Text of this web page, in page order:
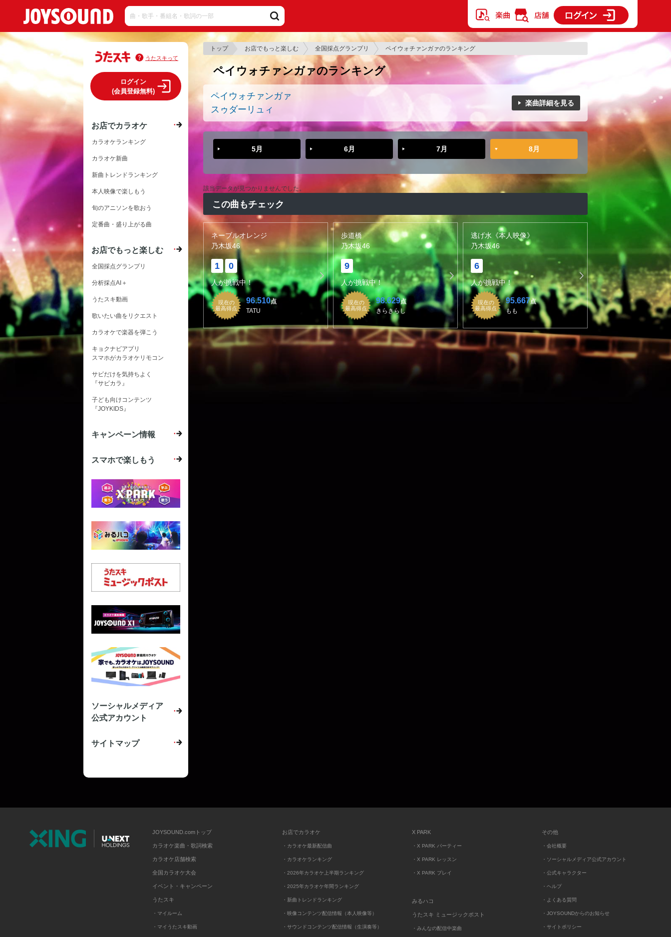
トップ お店でもっと楽しむ 全国採点グランプリ ペイウォチァンガァのランキング
ペイウォチァンガァのランキング
ペイウォチァンガァ
スゥダーリュィ
楽曲詳細を見る
5月 6月 7月 8月
該当データが見つかりませんでした。
この曲もチェック
ネーブルオレンジ
乃木坂46
1 0
人が挑戦中！
現在の
最高得点
96.510点
TATU
歩道橋
乃木坂46
9
人が挑戦中！
現在の
最高得点
98.629点
きらきらし
逃げ水《本人映像》
乃木坂46
6
人が挑戦中！
現在の
最高得点
95.667点
もも
うたスキって
ログイン
(会員登録無料)
お店でカラオケ
カラオケランキング
カラオケ新曲
新曲トレンドランキング
本人映像で楽しもう
旬のアニソンを歌おう
定番曲・盛り上がる曲
お店でもっと楽しむ
全国採点グランプリ
分析採点AI＋
うたスキ動画
歌いたい曲をリクエスト
カラオケで楽器を弾こう
キョクナビアプリ
スマホがカラオケリモコン
サビだけを気持ちよく
『サビカラ』
子ども向けコンテンツ
『JOYKIDS』
キャンペーン情報
スマホで楽しもう
ソーシャルメディア
公式アカウント
サイトマップ
JOYSOUND.comトップ
カラオケ楽曲・歌詞検索
カラオケ店舗検索
全国カラオケ大会
イベント・キャンペーン
うたスキ
・マイルーム
・マイうたスキ動画
お店でカラオケ
・カラオケ最新配信曲
・カラオケランキング
・2026年カラオケ上半期ランキング
・2025年カラオケ年間ランキング
・新曲トレンドランキング
・映像コンテンツ配信情報（本人映像等）
・サウンドコンテンツ配信情報（生演奏等）
X PARK
・X PARK パーティー
・X PARK レッスン
・X PARK プレイ
みるハコ
うたスキ ミュージックポスト
・みんなの配信中楽曲
その他
・会社概要
・ソーシャルメディア公式アカウント
・公式キャラクター
・ヘルプ
・よくある質問
・JOYSOUNDからのお知らせ
・サイトポリシー